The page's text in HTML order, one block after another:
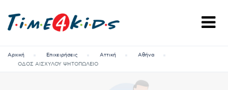
Αρχική Επιχειρήσεις Αττική
Αθήνα
ΟΔΟΣ ΑΙΣΧΥΛΟΥ ΨΗΤΟΠΩΛΕΙΟ